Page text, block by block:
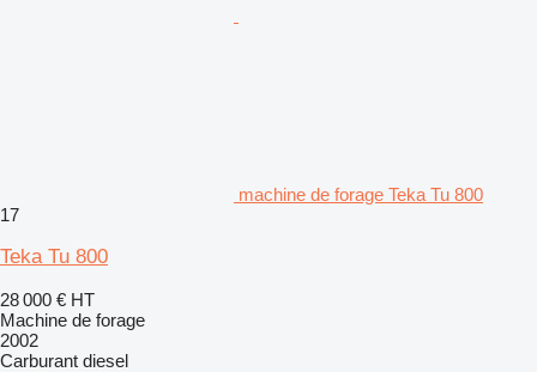
machine de forage Teka Tu 800
17
Teka Tu 800
28 000 € HT
Machine de forage
2002
Carburant diesel